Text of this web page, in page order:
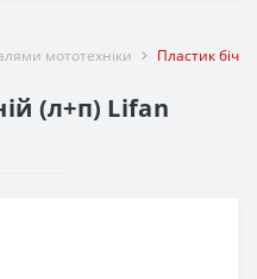
мототехніки Пластик
(л+п) Lifan